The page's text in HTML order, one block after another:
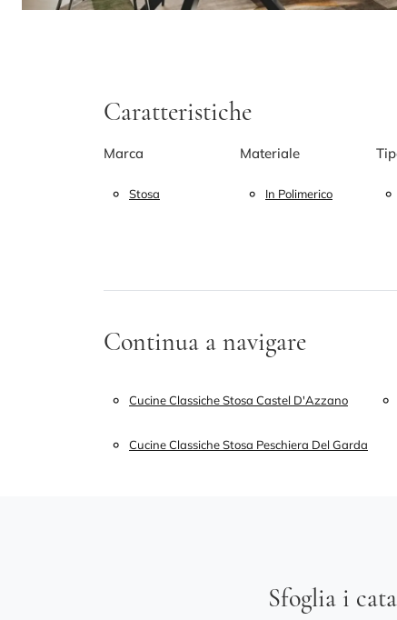
Caratteristiche
Marca
Stosa
Materiale
In Polimerico
Continua a navigare
Cucine Classiche Stosa Castel D'Azzano
Cucine Classiche Stosa Peschiera Del Garda
Sfoglia i